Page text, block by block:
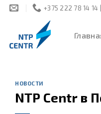
Skip
+375 222 78 14 14
НОВОСТИ
NTP Centr в